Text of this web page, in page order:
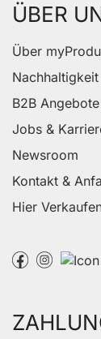
ÜBER
Über
Nachhaltigkeit
B2B Angebote
Jobs &
Newsroom
Kontakt &
Hier